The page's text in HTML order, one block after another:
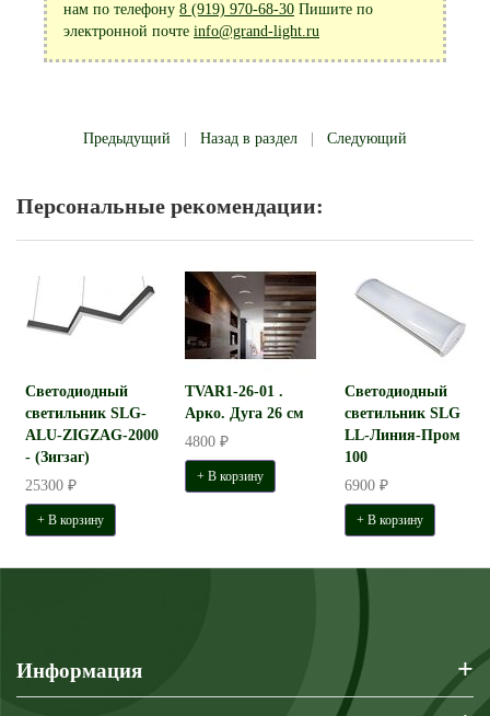
нам по телефону 8 (919) 970-68-30 Пишите по
электронной почте info@grand-light.ru
Предыдущий Назад в раздел Следующий
Персональные рекомендации:
Светодиодный
светильник SLG-
ALU-ZIGZAG-2000
- (Зигзаг)
25300 ₽
+ В корзину
TVAR1-26-01 .
Арко. Дуга 26 см
4800 ₽
+ В корзину
Светодиодный
светильник SLG
LL-Линия-Пром
100
6900 ₽
+ В корзину
Информация +